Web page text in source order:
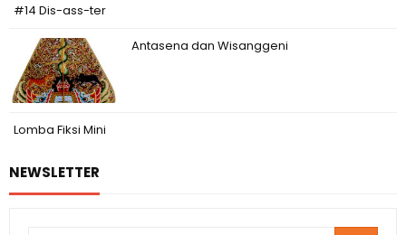
#14 Dis-ass-ter
Antasena dan Wisanggeni
Lomba Fiksi Mini
NEWSLETTER